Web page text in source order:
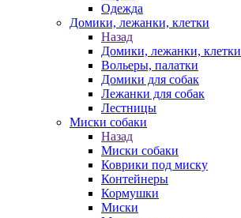
Одежда
Домики, лежанки, клетки
Назад
Домики, лежанки, клетки
Вольеры, палатки
Домики для собак
Лежанки для собак
Лестницы
Миски собаки
Назад
Миски собаки
Коврики под миску
Контейнеры
Кормушки
Миски